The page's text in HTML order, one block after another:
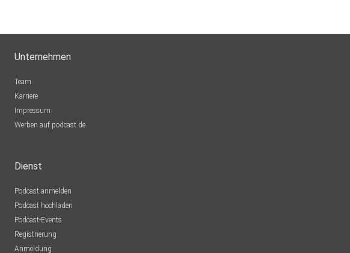
Unternehmen
Team
Karriere
Impressum
Werben auf podcast.de
Dienst
Podcast anmelden
Podcast hochladen
Podcast-Events
Registrierung
Anmeldung